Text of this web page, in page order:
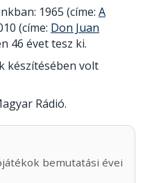
1965 (címe: A
(címe: Don Juan
46 évet tesz ki.
készítésében volt
Rádió.
bemutatási évei